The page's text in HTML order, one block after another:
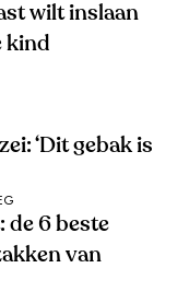
wilt inslaan
kind
‘Dit gebak is
de 6 beste
van